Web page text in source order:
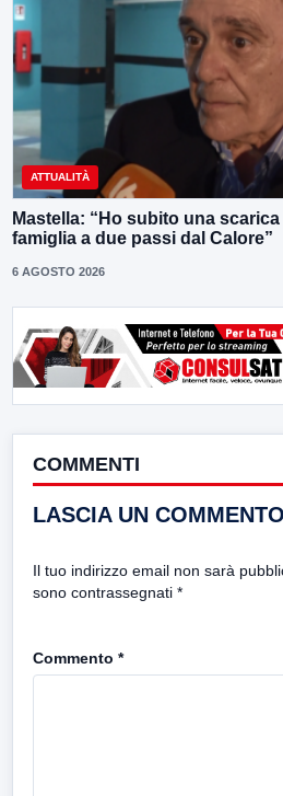
ATTUALITÀ
Mastella: “Ho subito una
famiglia a due passi dal Calore”
6 AGOSTO 2026
COMMENTI
LASCIA UN COMMENTO
Il tuo indirizzo email non sarà
sono contrassegnati *
Commento *